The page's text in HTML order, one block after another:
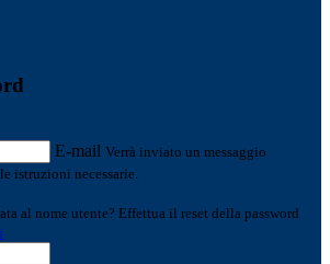
E-mail Verrà inviato un messaggio
istruzioni necessarie.
al nome utente? Effettua il reset della password